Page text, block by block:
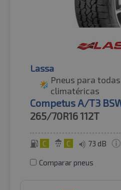
Lassa
Pneus para
climatéricas
Competus A/T3
265/70R16112T
C C 73 dB
Comparar pneus